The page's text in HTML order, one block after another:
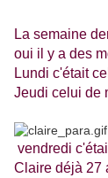
La semaine
oui il y a des
Lundi c'était
Jeudi celui de
vendredi
Claire déjà 27